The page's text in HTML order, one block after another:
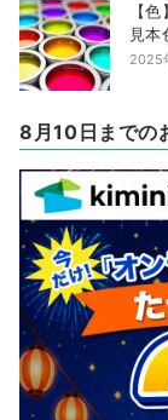
【
見本
2025
8月10日までの